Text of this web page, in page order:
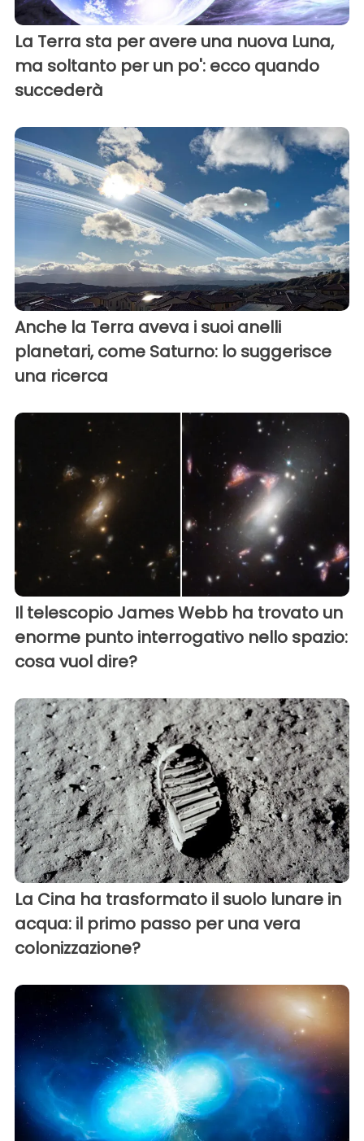
La Terra sta per avere una nuova Luna,
ma soltanto per un po': ecco quando
succederà
Anche la Terra aveva i suoi anelli
planetari, come Saturno: lo suggerisce
una ricerca
Il telescopio James Webb ha trovato un
enorme punto interrogativo nello spazio:
cosa vuol dire?
La Cina ha trasformato il suolo lunare in
acqua: il primo passo per una vera
colonizzazione?